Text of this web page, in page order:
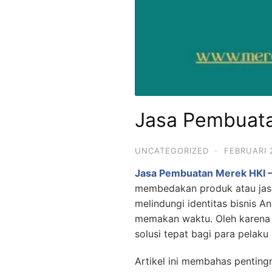
Jasa
UNCATEGORIZED · FEBRUARI
Jasa Pembuatan Merek HKI –
membedakan produk atau
melindungi identitas bisnis
memakan waktu. Oleh
solusi tepat bagi para pelaku
Artikel ini membahas